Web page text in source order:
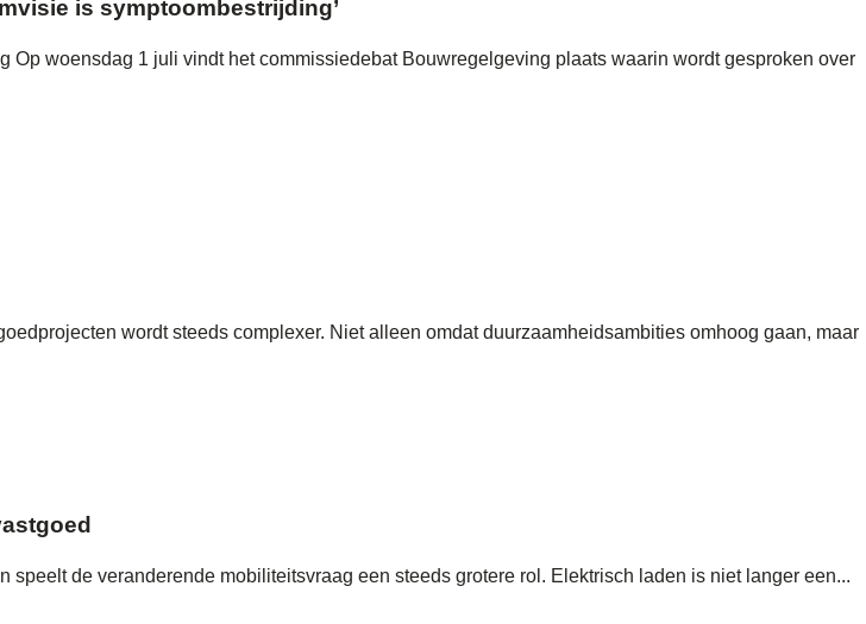
is symptoombestrijding’
woensdag 1 juli vindt het commissiedebat Bouwregelgeving plaats waarin wordt gesproken over
wordt steeds complexer. Niet alleen omdat duurzaamheidsambities omhoog gaan, maar
de veranderende mobiliteitsvraag een steeds grotere rol. Elektrisch laden is niet langer een...